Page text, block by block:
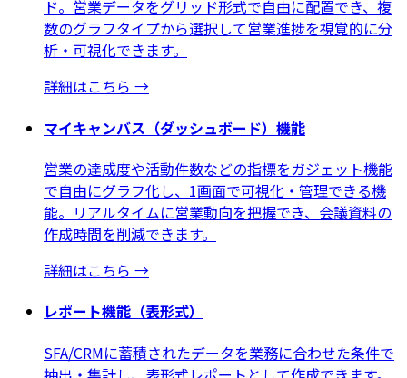
ド。営業データをグリッド形式で自由に配置でき、複
数のグラフタイプから選択して営業進捗を視覚的に分
析・可視化できます。
詳細はこちら →
マイキャンバス（ダッシュボード）機能
営業の達成度や活動件数などの指標をガジェット機能
で自由にグラフ化し、1画面で可視化・管理できる機
能。リアルタイムに営業動向を把握でき、会議資料の
作成時間を削減できます。
詳細はこちら →
レポート機能（表形式）
SFA/CRMに蓄積されたデータを業務に合わせた条件で